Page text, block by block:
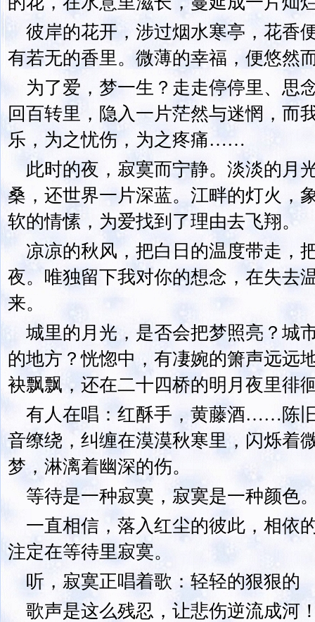
彼岸的花开，涉过烟水寒亭，花香
有若无的香里。微薄的幸福，便悠然
为了爱，梦一生？走走停停里、思
回百转里，隐入一片茫然与迷惘，而
乐，为之忧伤，为之疼痛……
此时的夜，寂寞而宁静。淡淡的月
桑，还世界一片深蓝。江畔的灯火，
软的情愫，为爱找到了理由去飞翔。
凉凉的秋风，把白日的温度带走，
夜。唯独留下我对你的想念，在失去
来。
城里的月光，是否会把梦照亮？城
的地方？恍惚中，有凄婉的箫声远远
袂飘飘，还在二十四桥的明月夜里
有人在唱：红酥手，黄藤酒……陈
音缭绕，纠缠在漠漠秋寒里，闪烁着
梦，淋漓着幽深的伤。
等待是一种寂寞，寂寞是一种颜色
一直相信，落入红尘的彼此，相依
注定在等待里寂寞。
听，寂寞正唱着歌：轻轻的狠狠的
歌声是这么残忍，让悲伤逆流成河